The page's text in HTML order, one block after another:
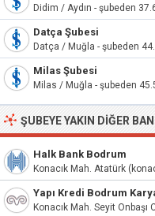
Didim / Aydın - şubeden
Datça Şubesi
Datça / Muğla - şubeden
Milas Şubesi
Milas / Muğla - şubeden
ŞUBEYE YAKIN DIĞER
Halk Bank Bodrum
Konacık Mah. Atatürk
Yapı Kredi Bodrum
Konacık Mah. Seyit